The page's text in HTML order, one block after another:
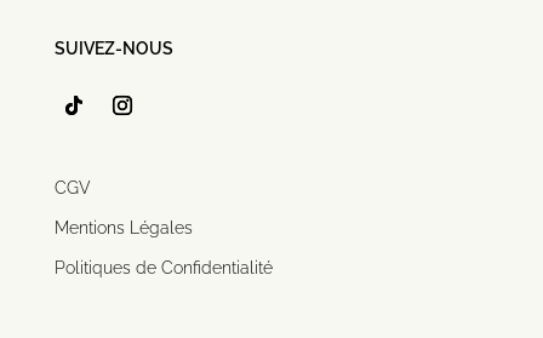
SUIVEZ-NOUS
CGV
Mentions Légales
Politiques de Confidentialité